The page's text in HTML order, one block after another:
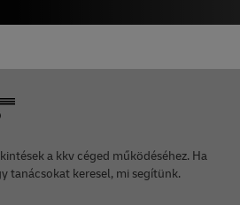
a kkv céged működéséhez. Ha
tanácsokat keresel, mi segítünk.